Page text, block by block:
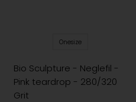
Onesize
Bio Sculpture - Neglefil -
Pink teardrop - 280/320
Grit